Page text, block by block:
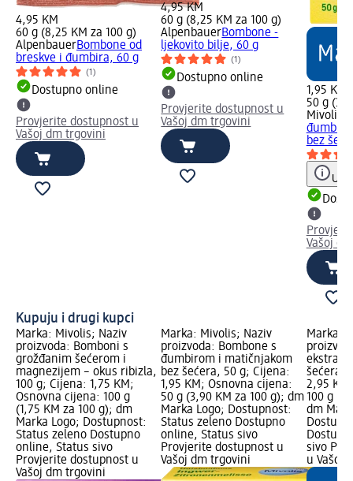
4,95 KM
60 g (8,25 KM za 100 g)
AlpenbauerBombone od
breskve i đumbira, 60 g
(1)
Dostupno online
Provjerite dostupnost u
Vašoj dm trgovini
4,95 KM
60 g (8,25 KM za 100 g)
AlpenbauerBombone -
ljekovito bilje, 60 g
(1)
Dostupno online
Provjerite dostupnost u
Vašoj dm trgovini
1,95 KM
50 g
Mivolis
bez
Vašoj
Kupuju i drugi kupci
Marka: Mivolis; Naziv
proizvoda: Bomboni s
grožđanim šećerom i
magnezijem – okus ribizla,
100 g; Cijena: 1,75 KM;
Osnovna cijena: 100 g
(1,75 KM za 100 g); dm
Marka Logo; Dostupnost:
Status zeleno Dostupno
online, Status sivo
Provjerite dostupnost u
Vašoj dm trgovini
Marka: Mivolis; Naziv
proizvoda: Bombone s
đumbirom i matičnjakom
bez šećera, 50 g; Cijena:
1,95 KM; Osnovna cijena:
50 g (3,90 KM za 100 g); dm
Marka Logo; Dostupnost:
Status zeleno Dostupno
online, Status sivo
Provjerite dostupnost u
Vašoj dm trgovini
Marka:
šećera,
2,95
100 g
dm
sivo
u Vašoj